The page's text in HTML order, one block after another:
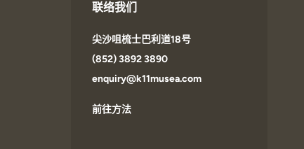
联络我们
尖沙咀梳士巴利道18号
(852) 3892 3890
enquiry@k11musea.com
前往方法